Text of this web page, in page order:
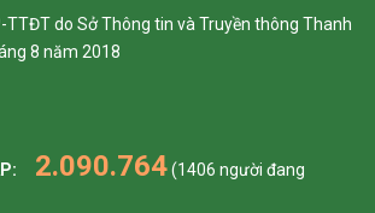
TTĐT do Sở Thông tin và Truyền thông Thanh
8 năm 2018
2.090.764(1406 người đang